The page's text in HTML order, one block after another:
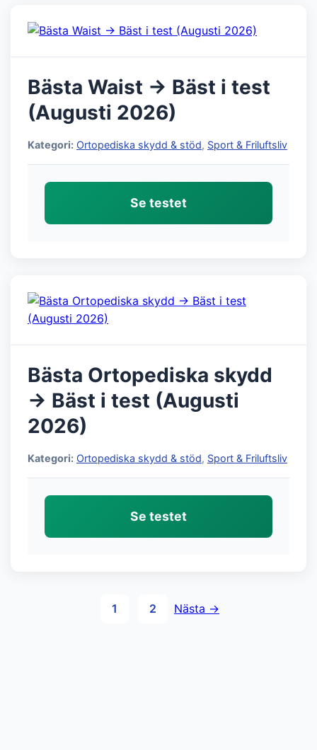
Bästa Waist → Bäst i test
(Augusti 2026)
Kategori: Ortopediska skydd & stöd, Sport & Friluftsliv
Se testet
Bästa Ortopediska skydd
→ Bäst i test (Augusti
2026)
Kategori: Ortopediska skydd & stöd, Sport & Friluftsliv
Se testet
Sidnumrering
1 2 Nästa →